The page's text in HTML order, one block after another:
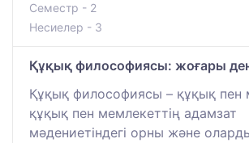
Семестр - 2
Несиелер - 3
Құқық философиясы: жоғары
Құқық философиясы – құқық пен
құқық пен мемлекеттің адамзат
мәдениетіндегі орны және